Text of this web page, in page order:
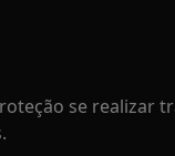
se realizar